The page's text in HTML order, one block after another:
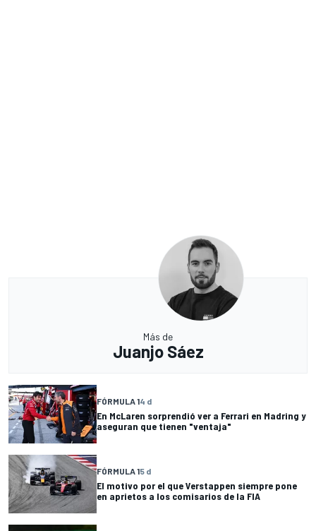
Más de
Juanjo Sáez
FÓRMULA 14 d
En McLaren sorprendió ver a Ferrari en Madring y
aseguran que tienen "ventaja"
FÓRMULA 15 d
El motivo por el que Verstappen siempre pone
en aprietos a los comisarios de la FIA